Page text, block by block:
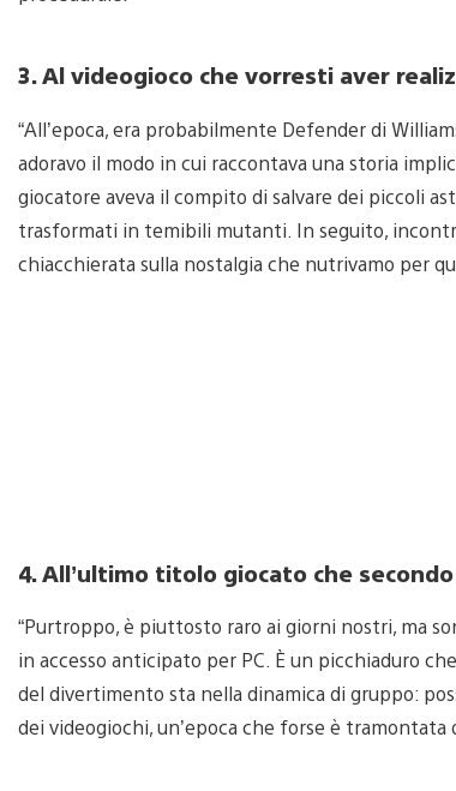
3. Al videogioco che vorresti aver
“All’epoca, era probabilmente Defender di
adoravo il modo in cui raccontava una storia
giocatore aveva il compito di salvare dei piccoli
trasformati in temibili mutanti. In seguito,
chiacchierata sulla nostalgia che nutrivamo per
4. All’ultimo titolo giocato che
“Purtroppo, è piuttosto raro ai giorni nostri, ma
in accesso anticipato per PC. È un picchiaduro
del divertimento sta nella dinamica di gruppo:
dei videogiochi, un’epoca che forse è tramontata